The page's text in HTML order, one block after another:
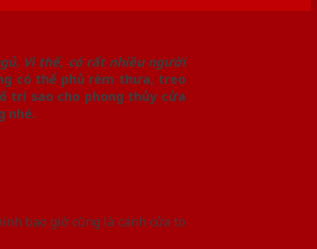
Vì thế, có rất nhiều người
có thể phủ rèm thưa, treo
trí sao cho phong thủy cửa
nhé.
bao giờ cũng là cánh cửa to